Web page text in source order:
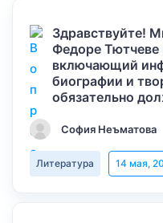
Здравствуйте!
Федоре
включающий
биографии и
обязательно
София Неъматова
Литература 14 мая,